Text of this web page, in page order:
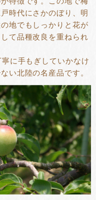
時代にさかのぼり、明
地でもしっかりと花が
て品種改良を重ねられ
に手もぎしていかなけ
い北陸の名産品です。